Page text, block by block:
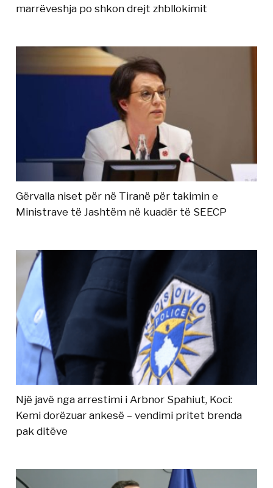
marrëveshja po shkon drejt zhbllokimit
Gërvalla niset për në Tiranë për takimin e
Ministrave të Jashtëm në kuadër të SEECP
Një javë nga arrestimi i Arbnor Spahiut, Koci:
Kemi dorëzuar ankesë – vendimi pritet brenda
pak ditëve